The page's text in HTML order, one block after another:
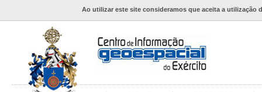
Ao utilizar este site consideramos que aceita a utilização